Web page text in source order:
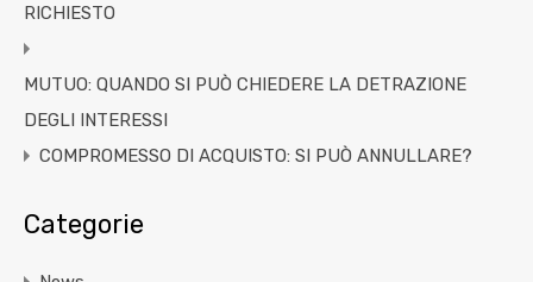
RICHIESTO
MUTUO: QUANDO SI PUÒ CHIEDERE LA DETRAZIONE
DEGLI INTERESSI
COMPROMESSO DI ACQUISTO: SI PUÒ ANNULLARE?
Categorie